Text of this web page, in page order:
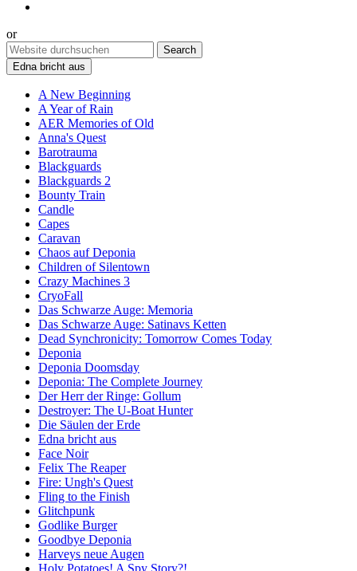
or
Edna bricht aus
A New Beginning
A Year of Rain
AER Memories of Old
Anna's Quest
Barotrauma
Blackguards
Blackguards 2
Bounty Train
Candle
Capes
Caravan
Chaos auf Deponia
Children of Silentown
Crazy Machines 3
CryoFall
Das Schwarze Auge: Memoria
Das Schwarze Auge: Satinavs Ketten
Dead Synchronicity: Tomorrow Comes Today
Deponia
Deponia Doomsday
Deponia: The Complete Journey
Der Herr der Ringe: Gollum
Destroyer: The U-Boat Hunter
Die Säulen der Erde
Edna bricht aus
Face Noir
Felix The Reaper
Fire: Ungh's Quest
Fling to the Finish
Glitchpunk
Godlike Burger
Goodbye Deponia
Harveys neue Augen
Holy Potatoes! A Spy Story?!